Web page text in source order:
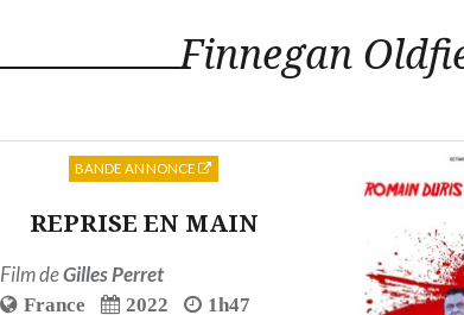
Finnegan
REPRISE EN MAIN
Film deGilles Perret
France 2022
1h47
BANDE ANNONCE